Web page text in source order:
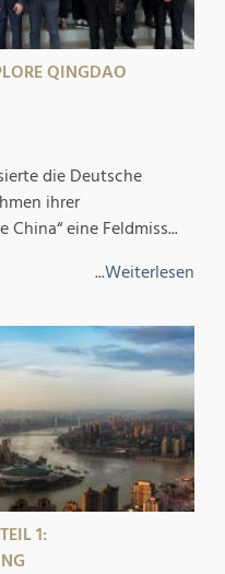
QINGDAO
die Deutsche
ihrer
China“ eine Feldmiss...
...Weiterlesen
1: